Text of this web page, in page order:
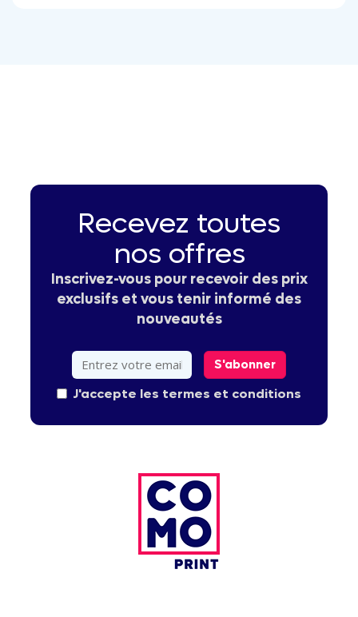
Recevez toutes
nos offres
Inscrivez-vous pour recevoir des prix
exclusifs et vous tenir informé des
nouveautés
S'abonner
J'accepte les termes et conditions